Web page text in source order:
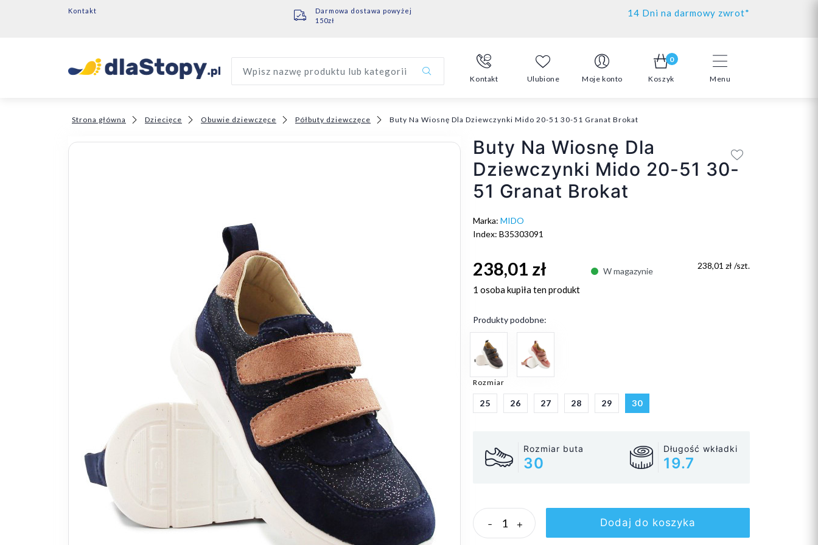
Kontakt
Darmowa dostawa powyżej
150zł
14 Dni na darmowy zwrot*
Menu
Wpisz nazwę produktu lub kategorii
Kontakt Ulubione Moje konto
0
Koszyk
Strona główna Dziecięce Obuwie dziewczęce Półbuty dziewczęce Buty Na Wiosnę Dla Dziewczynki Mido 20-51 30-51 Granat Brokat
Buty Na Wiosnę Dla
Dziewczynki Mido 20-51 30-
51 Granat Brokat
Marka: MIDO
Index: B35303091
238,01 zł W magazynie
238,01 zł /szt.
1 osobakupiła ten produkt
Produkty podobne:
Rozmiar
25 26 27 28 29 30
Rozmiar buta
30
Długość wkładki
19.7
- + Dodaj do koszyka